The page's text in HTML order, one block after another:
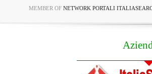
MEMBER OF NETWORK PORTALI